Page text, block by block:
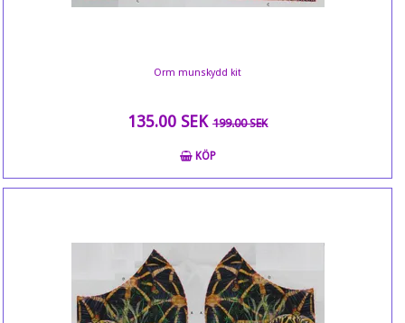
Orm munskydd kit
135.00 SEK 199.00 SEK
KÖP